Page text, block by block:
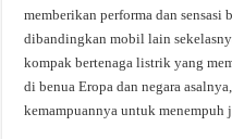
memberikan performa dan sensasi
dibandingkan mobil lain
kompak bertenaga listrik yang
di benua Eropa dan negara
kemampuannya untuk menempuh